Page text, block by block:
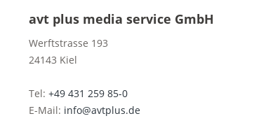
avt plus media service GmbH
Werftstrasse 193
24143 Kiel
Tel: +49 431 259 85-0
E-Mail: info@avtplus.de